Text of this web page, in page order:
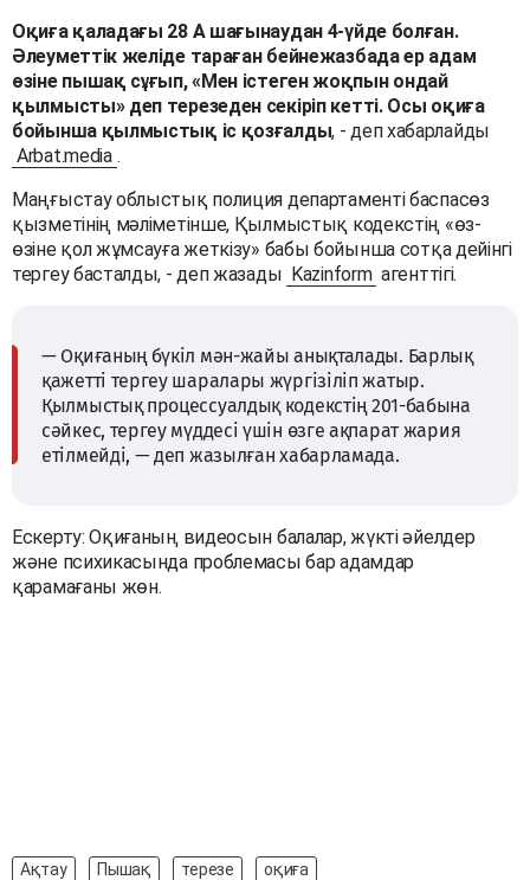
Оқиға қаладағы 28 А шағынаудан 4-үйде болған.
Әлеуметтік желіде тараған бейнежазбада ер адам
өзіне пышақ сұғып, «Мен істеген жоқпын ондай
қылмысты» деп терезеден секіріп кетті. Осы оқиға
бойынша қылмыстық іс қозғалды, - деп хабарлайды
Arbat.media .
Маңғыстау облыстық полиция департаменті баспасөз
қызметінің мәліметінше, Қылмыстық кодекстің «өз-
өзіне қол жұмсауға жеткізу» бабы бойынша сотқа дейінгі
тергеу басталды, - деп жазады Kazinform агенттігі.
— Оқиғаның бүкіл мән-жайы анықталады. Барлық
қажетті тергеу шаралары жүргізіліп жатыр.
Қылмыстық процессуалдық кодекстің 201-бабына
сәйкес, тергеу мүддесі үшін өзге ақпарат жария
етілмейді, — деп жазылған хабарламада.
Ескерту: Оқиғаның видеосын балалар, жүкті әйелдер
және психикасында проблемасы бар адамдар
қарамағаны жөн.
Ақтау Пышақ терезе оқиға